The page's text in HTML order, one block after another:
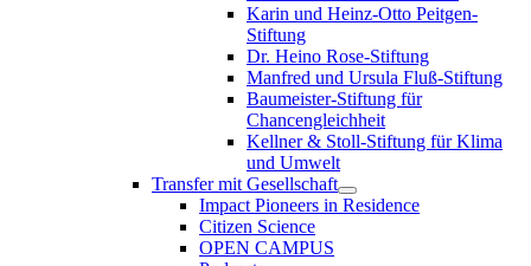
Karin und Heinz-Otto Peitgen-
Stiftung
Dr. Heino Rose-Stiftung
Manfred und Ursula Fluß-Stiftung
Baumeister-Stiftung für
Chancengleichheit
Kellner & Stoll-Stiftung für Klima
und Umwelt
Transfer mit Gesellschaft
Impact Pioneers in Residence
Citizen Science
OPEN CAMPUS